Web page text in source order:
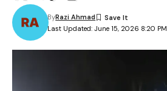
Last Updated: June 15, 2026 8:20 PM
ByRazi Ahmad